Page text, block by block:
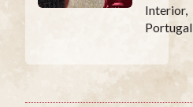
Interior,
Portugal